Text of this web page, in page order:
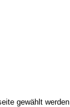
gewählt werden